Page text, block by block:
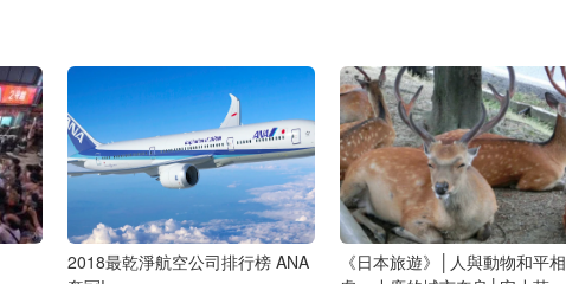
2018最乾淨航空公司排行榜 ANA
《日本旅遊》│人與動物和平相